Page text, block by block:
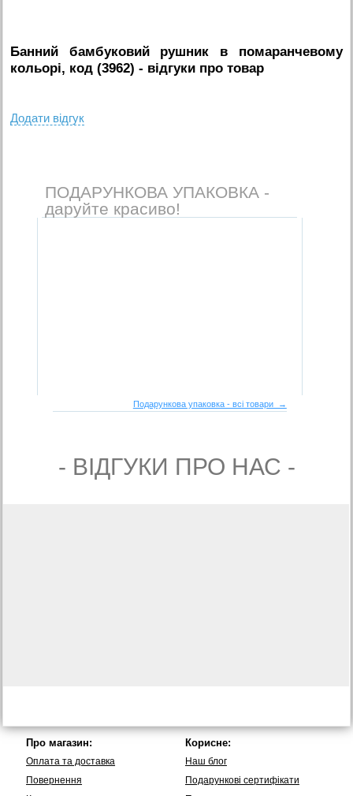
Банний бамбуковий рушник в помаранчевому
кольорі, код (3962) - вiдгуки про товар
Додати вiдгук
ПОДАРУНКОВА УПАКОВКА -
даруйте красиво!
Подарункова упаковка - всі товари →
- ВIДГУКИ ПРО НАС -
Про магазин:
Оплата та доставка
Повернення
Корисне:
Наш блог
Подарункові сертифікати